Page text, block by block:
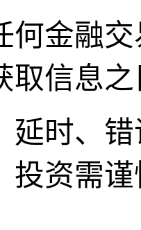
何金融
取信息
延时、
投资需